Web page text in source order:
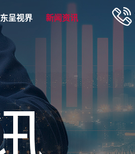
东呈视界 新闻资讯